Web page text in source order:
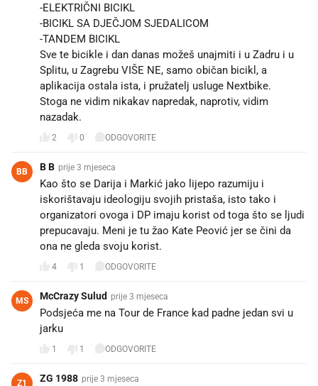
-ELEKTRIČNI BICIKL
-BICIKL SA DJEČJOM SJEDALICOM
-TANDEM BICIKL
Sve te bicikle i dan danas možeš unajmiti i u Zadru i u
Splitu, u Zagrebu VIŠE NE, samo običan bicikl, a
aplikacija ostala ista, i pružatelj usluge Nextbike.
Stoga ne vidim nikakav napredak, naprotiv, vidim
nazadak.
2 0 ODGOVORITE
BB B B prije 3 mjeseca
Kao što se Darija i Markić jako lijepo razumiju i
iskorištavaju ideologiju svojih pristaša, isto tako i
organizatori ovoga i DP imaju korist od toga što se ljudi
prepucavaju. Meni je tu žao Kate Peović jer se čini da
ona ne gleda svoju korist.
4 1 ODGOVORITE
MS McCrazy Sulud prije 3 mjeseca
Podsjeća me na Tour de France kad padne jedan svi u
jarku
1 1 ODGOVORITE
Z1 ZG 1988 prije 3 mjeseca